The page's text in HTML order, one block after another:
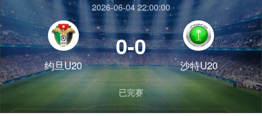
2026-06-04 22:00:00
约旦U20
0-0
沙特U20
已完赛